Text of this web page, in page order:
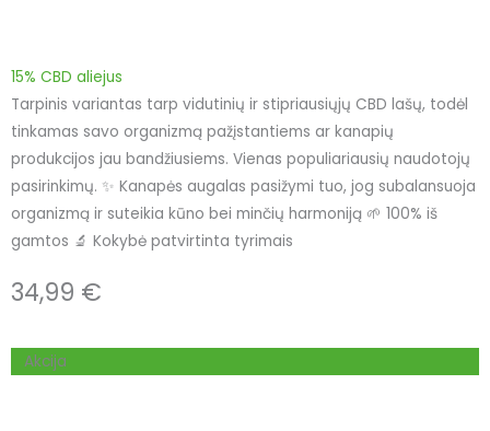
15% CBD aliejus
Tarpinis variantas tarp vidutinių ir stipriausiųjų CBD lašų, todėl
tinkamas savo organizmą pažįstantiems ar kanapių
produkcijos jau bandžiusiems. Vienas populiariausių naudotojų
pasirinkimų. ✨ Kanapės augalas pasižymi tuo, jog subalansuoja
organizmą ir suteikia kūno bei minčių harmoniją 🌱 100% iš
gamtos 🔬 Kokybė patvirtinta tyrimais
34,99 €
Akcija